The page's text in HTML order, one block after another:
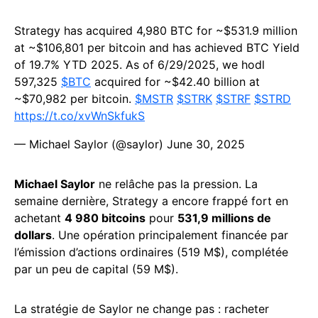
Strategy has acquired 4,980 BTC for ~$531.9 million
at ~$106,801 per bitcoin and has achieved BTC Yield
of 19.7% YTD 2025. As of 6/29/2025, we hodl
597,325 $BTC acquired for ~$42.40 billion at
~$70,982 per bitcoin. $MSTR $STRK $STRF $STRD
https://t.co/xvWnSkfukS
— Michael Saylor (@saylor) June 30, 2025
Michael Saylor ne relâche pas la pression. La
semaine dernière, Strategy a encore frappé fort en
achetant 4 980 bitcoins pour 531,9 millions de
dollars. Une opération principalement financée par
l’émission d’actions ordinaires (519 M$), complétée
par un peu de capital (59 M$).
La stratégie de Saylor ne change pas : racheter